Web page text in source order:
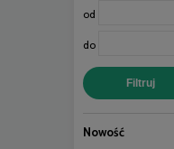
od
do
Filtruj
Nowość